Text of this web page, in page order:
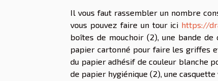
Il vous faut rassembler un nombre
vous pouvez faire un tour ici https://
boîtes de mouchoir (2), une bande
papier cartonné pour faire les griffes
du papier adhésif de couleur blanche
de papier hygiénique (2), une